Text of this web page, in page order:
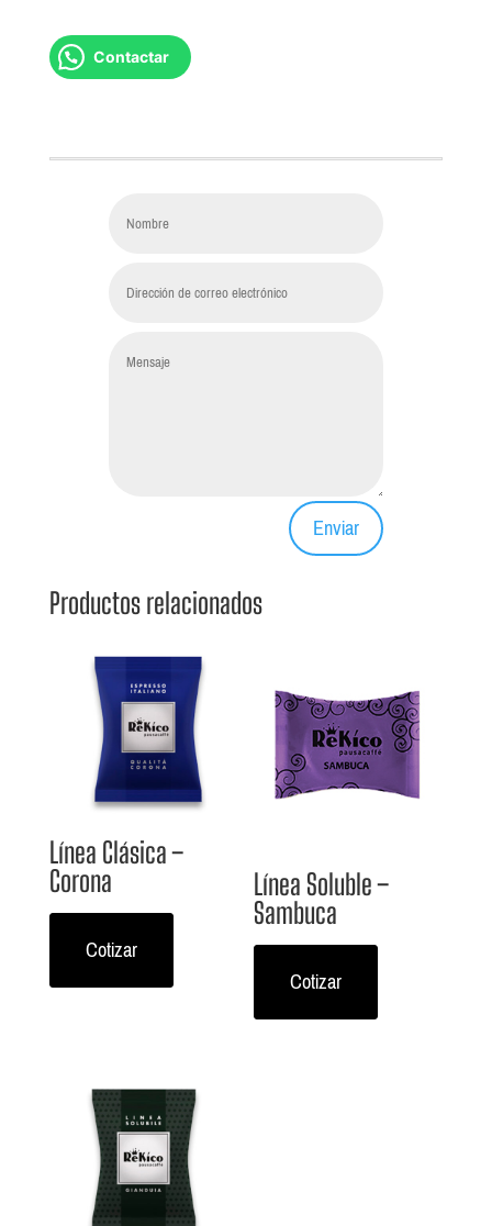
Contactar
Enviar
Productos relacionados
Línea Clásica –
Corona
Cotizar
Línea Soluble –
Sambuca
Cotizar